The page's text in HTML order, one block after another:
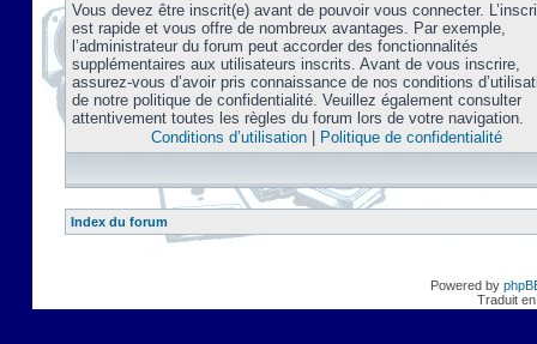
Vous devez être inscrit(e) avant de pouvoir vous connecter.
est rapide et vous offre de nombreux avantages. Par exemple,
l’administrateur du forum peut accorder des fonctionnalités
supplémentaires aux utilisateurs inscrits. Avant de vous inscrire,
assurez-vous d’avoir pris connaissance de nos conditions
de notre politique de confidentialité. Veuillez également consulter
attentivement toutes les règles du forum lors de votre navigation.
Conditions d’utilisation| Politique de confidentialité
Index du forum
Powered by
Traduit